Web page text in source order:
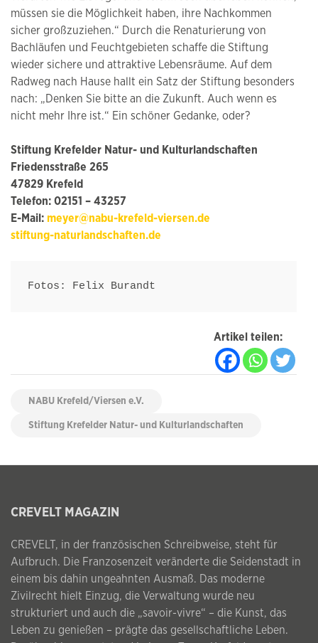
müssen sie die Möglichkeit haben, ihre Nachkommen
sicher großzuziehen.“ Durch die Renaturierung von
Bachläufen und Feuchtgebieten schaffe die Stiftung
wieder sichere und attraktive Lebensräume. Auf dem
Radweg nach Hause hallt ein Satz der Stiftung besonders
nach: „Denken Sie bitte an die Zukunft. Auch wenn es
nicht mehr Ihre ist.“ Ein schöner Gedanke, oder?
Stiftung Krefelder Natur- und Kulturlandschaften
Friedensstraße 265
47829 Krefeld
Telefon: 02151 – 43257
E-Mail: meyer@nabu-krefeld-viersen.de
stiftung-naturlandschaften.de
Fotos: Felix Burandt
Artikel teilen:
NABU Krefeld/Viersen e.V.
Stiftung Krefelder Natur- und Kulturlandschaften
CREVELT MAGAZIN
CREVELT, in der französischen Schreibweise, steht für
Aufbruch. Die Franzosenzeit veränderte die Seidenstadt in
einem bis dahin ungeahnten Ausmaß. Das moderne
Zivilrecht hielt Einzug, die Verwaltung wurde neu
strukturiert und auch die „savoir-vivre“ – die Kunst, das
Leben zu genießen – prägte das gesellschaftliche Leben.